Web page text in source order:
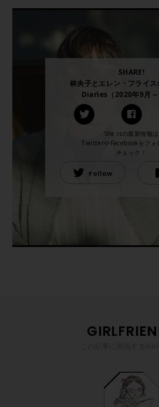
SHARE!
林央子とエレン・フライ
Diaries（2020年9月～
She isの最新情報は
TwitterやFacebookをフォ
チェック！
Follow